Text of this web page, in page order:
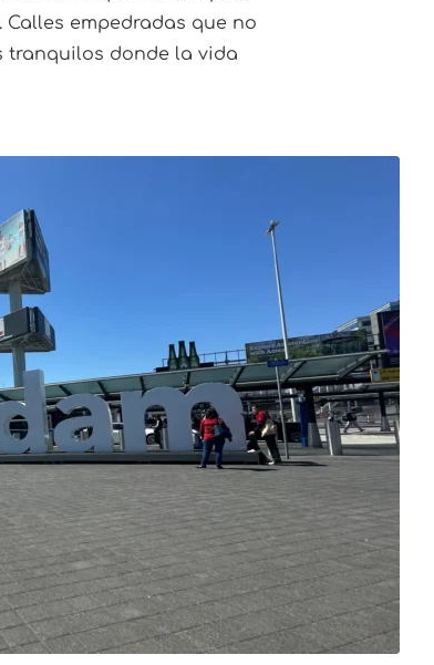
Calles empedradas que no
tranquilos donde la vida